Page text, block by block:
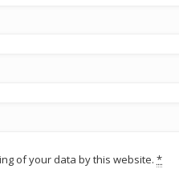
of your data by this website.*